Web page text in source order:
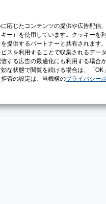
応じたコンテンツの提供や広告配
ー）を使用しています。クッキー
提供するパートナーと共有されます
スを利用することで収集されるデ
する広告の最適化にも利用する場
な状態で閲覧を続ける場合は、「
否の設定は、当機構のプライバシー